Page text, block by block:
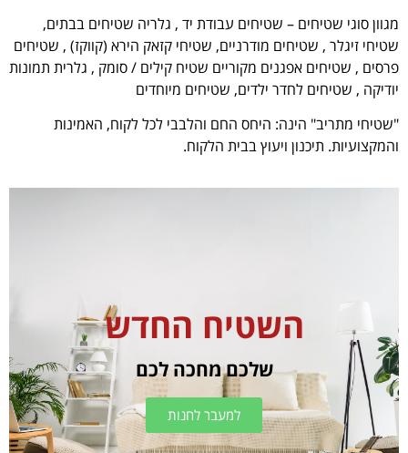
מגוון סוגי שטיחים – שטיחים עבודת יד , גלריה שטיחים בבתים,
שטיחי זיגלר , שטיחים מודרניים, שטיחי קזאק הירא (קווקז) , שטיחים
פרסים , שטיחים אפגנים מקוריים שטיח קילים / סומק , גלרית תמונות
יודיקה , שטיחים לחדר ילדים, שטיחים מיוחדים
"שטיחי מתריב" הינה: היחס החם והלבבי לכל לקוח, האמינות
והמקצועיות. תיכנון ויעוץ בבית הלקוח.
השטיח החדש
שלכם מחכה לכם
למעבר לחנות